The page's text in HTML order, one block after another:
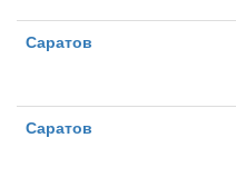
Саратов
Саратов